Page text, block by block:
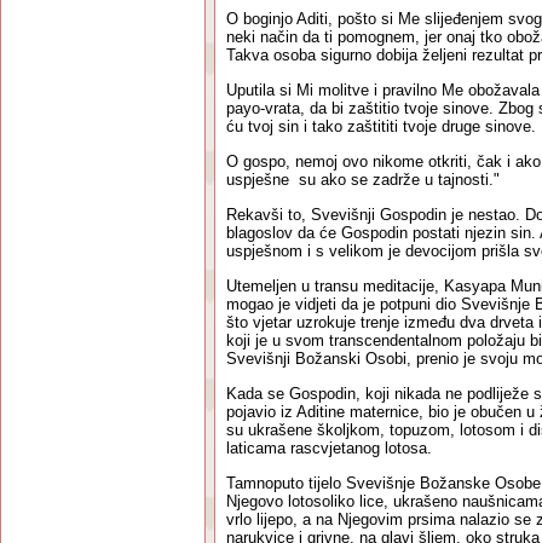
O boginjo Aditi, pošto si Me slijeđenjem
neki način da ti pomognem, jer onaj tko
Takva osoba sigurno dobija željeni rezultat
Uputila si Mi molitve i pravilno Me
payo-vrata, da bi zaštitio tvoje sinove.
ću tvoj sin i tako zaštititi tvoje druge sinove.
O gospo, nemoj ovo nikome otkriti, čak i
uspješne su ako se zadrže u tajnosti."
Rekavši to, Svevišnji Gospodin je nestao.
blagoslov da će Gospodin postati njezin
uspješnom i s velikom je devocijom prišla
Utemeljen u transu meditacije, Kasyapa
mogao je vidjeti da je potpuni dio Svevišnje
što vjetar uzrokuje trenje između dva
koji je u svom transcendentalnom položaju
Svevišnji Božanski Osobi, prenio je svoju
Kada se Gospodin, koji nikada ne podliježe
pojavio iz Aditine maternice, bio je obučen
su ukrašene školjkom, topuzom, lotosom i
laticama rascvjetanog lotosa.
Tamnoputo tijelo Svevišnje Božanske
Njegovo lotosoliko lice, ukrašeno
vrlo lijepo, a na Njegovim prsima nalazio se
narukvice i grivne, na glavi šljem, oko